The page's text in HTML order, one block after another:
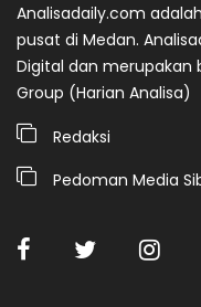
Analisadaily.com
pusat di Medan.
Digital dan merupakan
Group (Harian Analisa)
Redaksi
Pedoman Media